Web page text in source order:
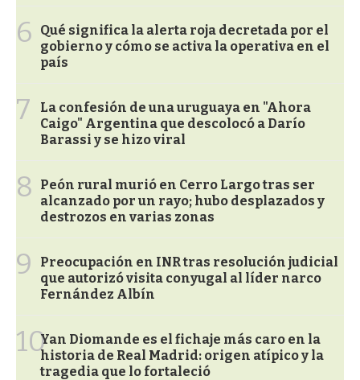
6
Qué significa la alerta roja decretada por el
gobierno y cómo se activa la operativa en el
país
7
La confesión de una uruguaya en "Ahora
Caigo" Argentina que descolocó a Darío
Barassi y se hizo viral
8
Peón rural murió en Cerro Largo tras ser
alcanzado por un rayo; hubo desplazados y
destrozos en varias zonas
9
Preocupación en INR tras resolución judicial
que autorizó visita conyugal al líder narco
Fernández Albín
10Yan Diomande es el fichaje más caro en la
historia de Real Madrid: origen atípico y la
tragedia que lo fortaleció